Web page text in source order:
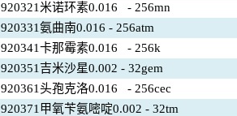
920321米诺环素0.016 - 256mn
920331氨曲南0.016 - 256atm
920341卡那霉素0.016 - 256k
920351吉米沙星0.002 - 32gem
920361头孢克洛0.016 - 256cec
920371甲氧苄氨嘧啶0.002 - 32tm